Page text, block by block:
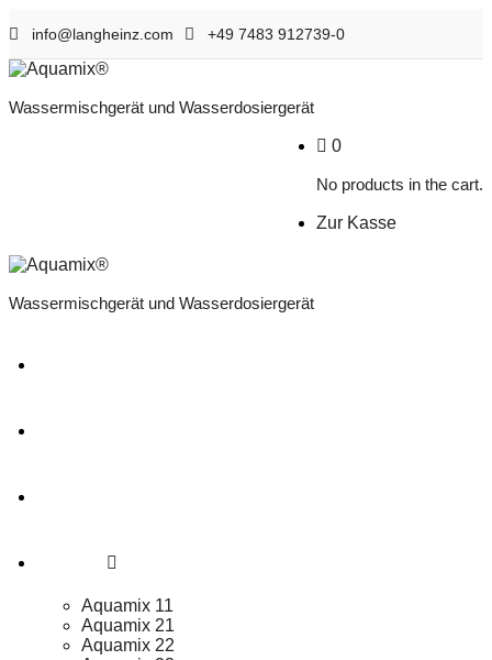
info@langheinz.com +49 7483 912739-0
Wassermischgerät und Wasserdosiergerät
0
No products in the cart.
Zur Kasse
Wassermischgerät und Wasserdosiergerät
Aquamix 11
Aquamix 21
Aquamix 22